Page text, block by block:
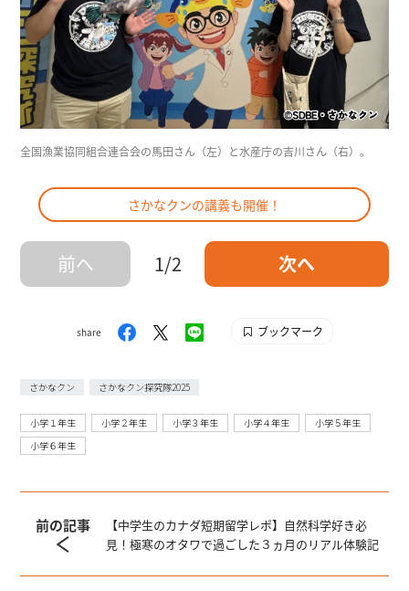
全国漁業協同組合連合会の馬田さん（左）と水産庁の吉川さん（右）。
さかなクンの講義も開催！
前へ 1/2 次へ
share ブックマーク
さかなクン さかなクン探究隊2025
小学１年生 小学２年生 小学３年生 小学４年生
小学５年生
小学６年生
前の記事
【中学生のカナダ短期留学レポ】自然科学好き必
見！極寒のオタワで過ごした３ヵ月のリアル体験記